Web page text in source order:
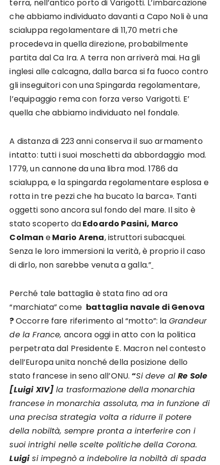
terra, nell’antico porto di Varigotti. L’imbarcazione
che abbiamo individuato davanti a Capo Noli è una
scialuppa regolamentare di 11,70 metri che
procedeva in quella direzione, probabilmente
partita dal Ca Ira. A terra non arriverà mai. Ha gli
inglesi alle calcagna, dalla barca si fa fuoco contro
gli inseguitori con una Spingarda regolamentare,
l’equipaggio rema con forza verso Varigotti. E’
quella che abbiamo individuato nel fondale.
A distanza di 223 anni conserva il suo armamento
intatto: tutti i suoi moschetti da abbordaggio mod.
1779, un cannone da una libra mod. 1786 da
scialuppa, e la spingarda regolamentare esplosa e
rotta in tre pezzi che ha bucato la barca». Tanti
oggetti sono ancora sul fondo del mare. Il sito è
stato scoperto daEdoardo Pasini, Marco
Colman eMario Arena, istruttori subacquei.
Senza le loro immersioni la verità, è proprio il caso
di dirlo, non sarebbe venuta a galla.”
Perché tale battaglia è stata fino ad ora
“marchiata” come battaglia navale di Genova
?Occorre fare riferimento al “motto”: la Grandeur
de la France, ancora oggi in atto con la politica
perpetrata dal Presidente E. Macron nel contesto
dell’Europa unita nonché della posizione dello
stato francese in seno all’ONU.“Si deve alRe Sole
[Luigi XIV] la trasformazione della monarchia
francese in monarchia assoluta, ma in funzione di
una precisa strategia volta a ridurre il potere
della nobiltà, sempre pronta a interferire con i
suoi intrighi nelle scelte politiche della Corona.
Luigisi impegnò a indebolire la nobiltà di spada